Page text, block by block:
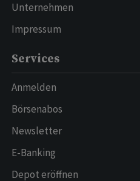
Unternehmen
Impressum
Services
Anmelden
Börsenabos
Newsletter
E-Banking
Depot eröffnen